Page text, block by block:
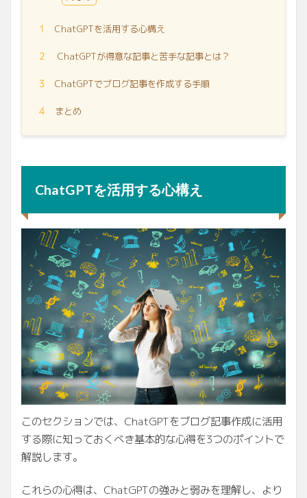
1 ChatGPTを活用する心構え
2 ChatGPTが得意な記事と苦手な記事とは？
3 ChatGPTでブログ記事を作成する手順
4 まとめ
ChatGPTを活用する心構え
このセクションでは、ChatGPTをブログ記事作成に活用
する際に知っておくべき基本的な心得を3つのポイントで
解説します。
これらの心得は、ChatGPTの強みと弱みを理解し、より